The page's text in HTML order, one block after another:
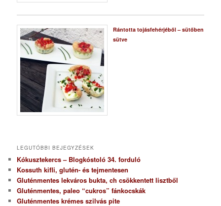
Rántotta tojásfehérjéből – sütőben
sütve
LEGUTÓBBI BEJEGYZÉSEK
Kókusztekercs – Blogkóstoló 34. forduló
Kossuth kifli, glutén- és tejmentesen
Gluténmentes lekváros bukta, ch csökkentett lisztből
Gluténmentes, paleo “cukros” fánkocskák
Gluténmentes krémes szilvás pite